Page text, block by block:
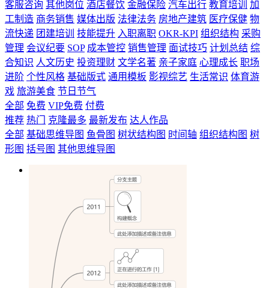
客服咨询 其他岗位 酒店餐饮 金融保险 汽车出行 教育培训
加
工制造 商务销售 媒体出版 法律法务 房地产建筑 医疗保健 物
流快递 团建培训 技能提升 入职离职 OKR-KPI 组织结构 采购
管理 会议纪要 SOP 成本管控 销售管理 面试技巧 计划总结 综
合知识 人文历史 投资理财 文学名著 亲子家庭 心理成长 职场
进阶 个性风格 基础版式 通用模板 影视综艺 生活常识 体育游
戏 旅游美食 节日节气
全部 免费 VIP免费 付费
推荐 热门 克隆最多 最新发布 达人作品
全部 基础思维导图 鱼骨图 树状结构图 时间轴 组织结构图 树
形图 括号图 其他思维导图